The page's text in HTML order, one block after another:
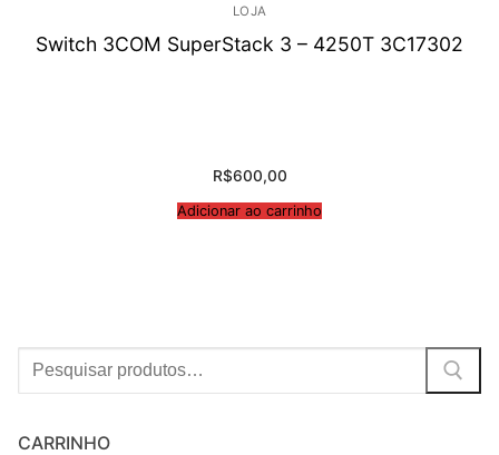
LOJA
Switch 3COM SuperStack 3 – 4250T 3C17302
R$600,00
Adicionar ao carrinho
Procurar:
CARRINHO